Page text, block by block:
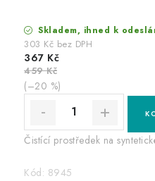
Skladem, ihned k
303 Kč bez DPH
367 Kč
459 Kč
(–20 %)
Čistící prostředek na
Kód: 8945